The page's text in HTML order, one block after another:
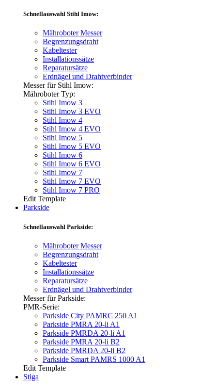
Schnellauswahl Stihl Imow:
Mähroboter Messer
Begrenzungsdraht
Kabeltester
Installationssätze
Reparatursätze
Erdnägel und Drahtverbinder
Messer für Stihl Imow:
Mähroboter Typ:
Stihl Imow 3
Stihl Imow 3 EVO
Stihl Imow 4
Stihl Imow 4 EVO
Stihl Imow 5
Stihl Imow 5 EVO
Stihl Imow 6
Stihl Imow 6 EVO
Stihl Imow 7
Stihl Imow 7 EVO
Stihl Imow 7 PRO
Edit Template
Parkside
Schnellauswahl Parkside:
Mähroboter Messer
Begrenzungsdraht
Kabeltester
Installationssätze
Reparatursätze
Erdnägel und Drahtverbinder
Messer für Parkside:
PMR-Serie:
Parkside City PAMRC 250 A1
Parkside PMRA 20-li A1
Parkside PMRDA 20-li A1
Parkside PMRA 20-li B2
Parkside PMRDA 20-li B2
Parkside Smart PAMRS 1000 A1
Edit Template
Stiga